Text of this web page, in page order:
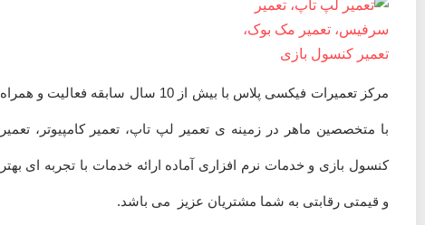
مرکز تعمیرات فیکسی پلاس با بیش از 10 سال سابقه فعالیت و همراه
با متخصصین ماهر در زمینه ی تعمیر لپ تاپ، تعمیر کامپیوتر، تعمیر
کنسول بازی و خدمات نرم افزاری آماده ارائه خدمات با تجربه ای بهتر
و قیمتی رقابتی به شما مشتریان عزیز می باشد.